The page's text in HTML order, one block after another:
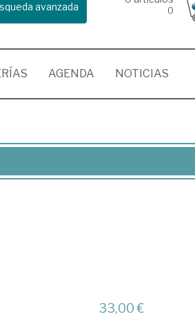
avanzada 0
AGENDA NOTICIAS
33,00 €